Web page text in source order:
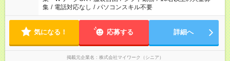
集 / 電話対応なし / パソコンスキル不要
気になる！ 応募する 詳細へ
掲載元企業名 株式会社マイワーク（シニア）